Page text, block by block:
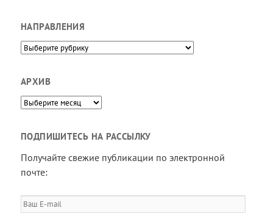
НАПРАВЛЕНИЯ
Направления
АРХИВ
Архив
ПОДПИШИТЕСЬ НА РАССЫЛКУ
Получайте свежие публикации по электронной
почте:
Ваш
E-